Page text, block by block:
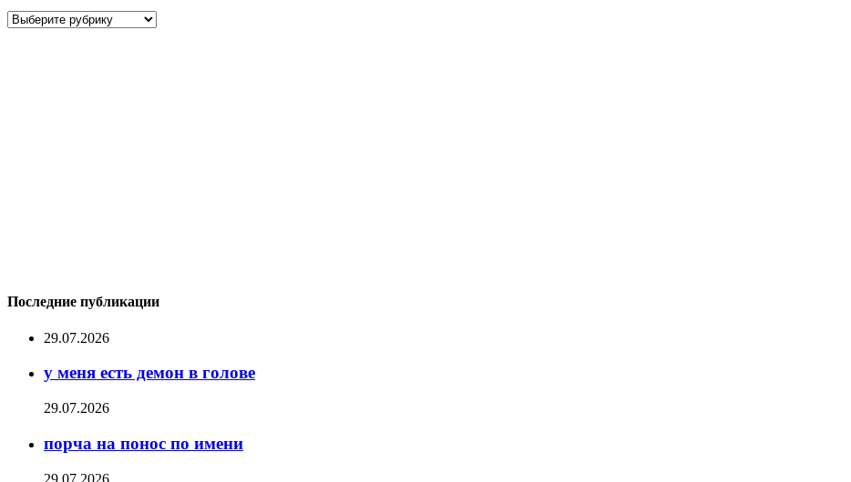
Рубрики
Последние публикации
29.07.2026
у меня есть демон в голове
29.07.2026
порча на понос по имени
29.07.2026